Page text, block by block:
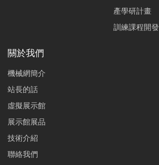
產學研計畫
訓練課程開發
關於我們
機械網簡介
站長的話
虛擬展示館
展示館展品
技術介紹
聯絡我們